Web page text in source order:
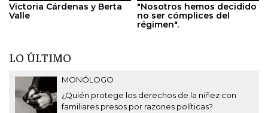
Victoria Cárdenas y Berta
Valle
"Nosotros hemos decidido
no ser cómplices del
régimen".
LO ÚLTIMO
MONÓLOGO
¿Quién protege los derechos de la niñez con
familiares presos por razones políticas?